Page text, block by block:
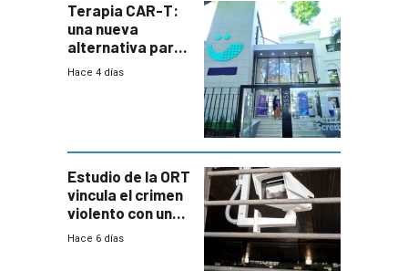
Terapia CAR-T:
una nueva
alternativa para
niños y
Hace 4 días
Estudio de la ORT
vincula el crimen
violento con una
menor creación
Hace 6 días